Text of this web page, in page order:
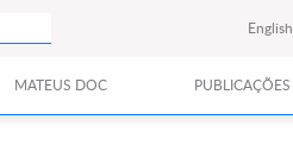
English
MATEUS DOC PUBLICAÇÕES